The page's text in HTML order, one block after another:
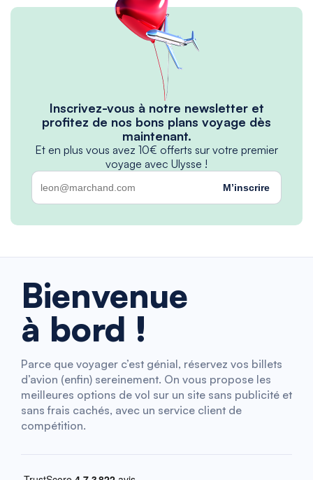
Inscrivez-vous à notre newsletter et
profitez de nos bons plans voyage dès
maintenant.
Et en plus vous avez 10€ offerts sur votre premier
voyage avec Ulysse !
M’inscrire
Bienvenue
à bord !
Parce que voyager c’est génial, réservez vos billets
d’avion (enfin) sereinement. On vous propose les
meilleures options de vol sur un site sans publicité et
sans frais cachés, avec un service client de
compétition.